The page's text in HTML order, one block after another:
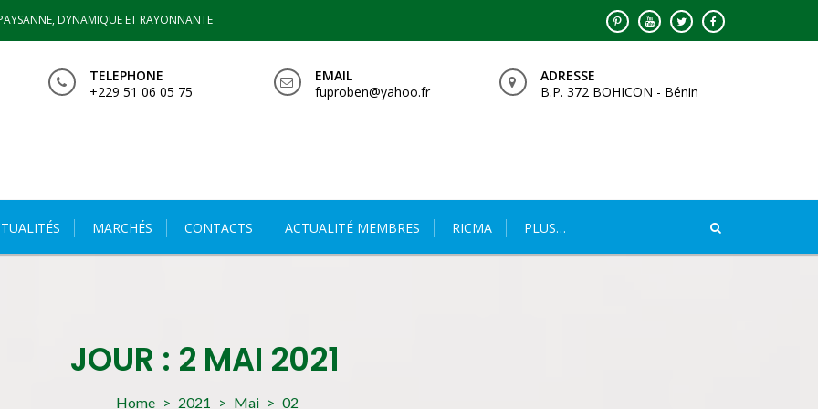
DYNAMIQUE ET RAYONNANTE
TELEPHONE
+229 51 06 05 75
EMAIL
fuproben@yahoo.fr
ADRESSE
B.P. 372 BOHICON - Bénin
MARCHÉS CONTACTS ACTUALITÉ MEMBRES RICMA PLUS…
JOUR : 2 MAI 2021
Home > 2021 > Mai > 02